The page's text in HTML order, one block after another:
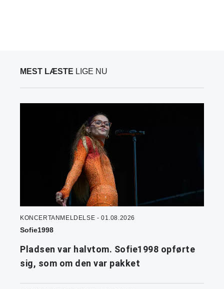
MEST LÆSTE LIGE NU
KONCERTANMELDELSE - 01.08.2026
Sofie1998
Pladsen var halvtom. Sofie1998 opførte
sig, som om den var pakket